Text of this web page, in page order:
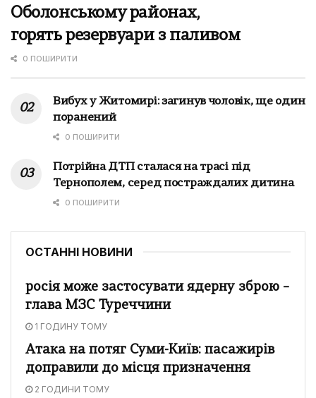
Оболонському районах,
горять резервуари з паливом
0 ПОШИРИТИ
Вибух у Житомирі: загинув чоловік, ще один
поранений
0 ПОШИРИТИ
Потрійна ДТП сталася на трасі під
Тернополем, серед постраждалих дитина
0 ПОШИРИТИ
ОСТАННІ НОВИНИ
росія може застосувати ядерну зброю –
глава МЗС Туреччини
1 ГОДИНУ ТОМУ
Атака на потяг Суми-Київ: пасажирів
доправили до місця призначення
2 ГОДИНИ ТОМУ